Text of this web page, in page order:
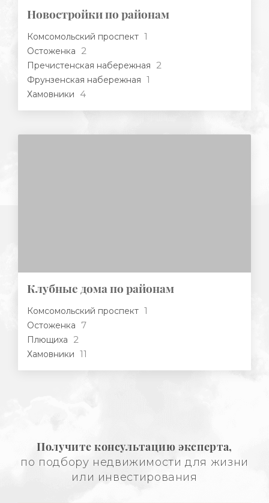
Новостройки по районам
Комсомольский проспект 1
Остоженка 2
Пречистенская набережная 2
Фрунзенская набережная 1
Хамовники 4
Клубные дома по районам
Комсомольский проспект 1
Остоженка 7
Плющиха 2
Хамовники 11
Получите консультацию эксперта,
по подбору недвижимости для жизни
или инвестирования